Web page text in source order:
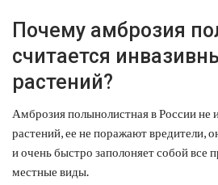
Почему амброзия
считается
растений?
Амброзия полынолистная в России не
растений, ее не поражают вредители,
и очень быстро заполоняет собой все
местные виды.